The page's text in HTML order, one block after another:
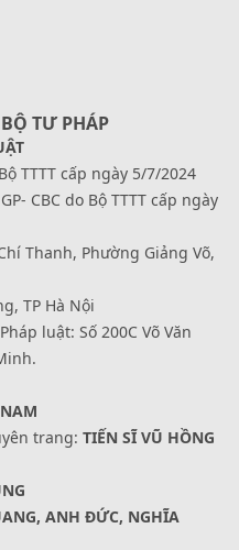
TƯ PHÁP
TTTT cấp ngày 5/7/2024
CBC do Bộ TTTT cấp ngày
Thanh, Phường Giảng Võ,
TP Hà Nội
luật: Số 200C Võ Văn
trang: TIẾN SĨ VŨ HỒNG
ANH ĐỨC, NGHĨA